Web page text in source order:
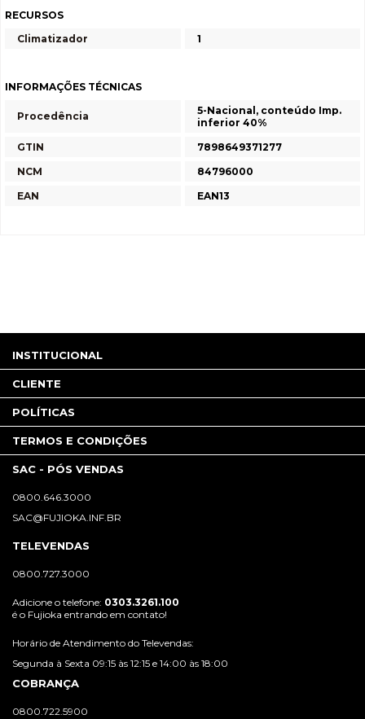
RECURSOS
Climatizador
1
INFORMAÇÕES TÉCNICAS
Procedência
5-Nacional, conteúdo Imp.
inferior 40%
GTIN
7898649371277
NCM
84796000
EAN
EAN13
INSTITUCIONAL
CLIENTE
POLÍTICAS
TERMOS E CONDIÇÕES
SAC - PÓS VENDAS
0800.646.3000
SAC@FUJIOKA.INF.BR
TELEVENDAS
0800.727.3000
Adicione o telefone: 0303.3261.100
é o Fujioka entrando em contato!
Horário de Atendimento do Televendas:
Segunda à Sexta 09:15 às 12:15 e 14:00 às 18:00
COBRANÇA
0800.722.5900